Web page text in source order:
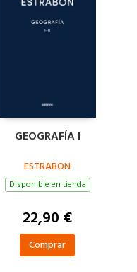
GEOGRAFÍA I
ESTRABON
Disponible en tienda
22,90 €
Comprar